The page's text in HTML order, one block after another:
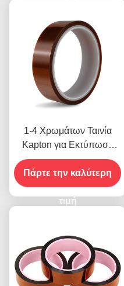
1-4 Χρωμάτων Ταινία
Kapton για Εκτύπωση
στην Μπροστινή Όψη
Πάρτε την καλύτερη
τιμή